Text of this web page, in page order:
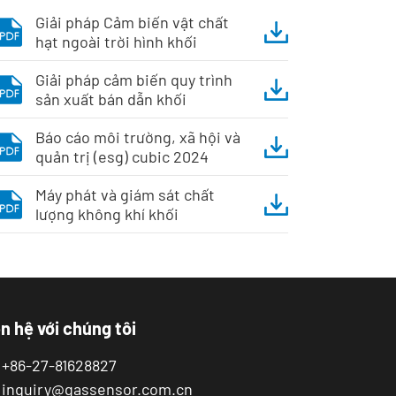
Giải pháp Cảm biến vật chất
hạt ngoài trời hình khối
Giải pháp cảm biến quy trình
sản xuất bán dẫn khối
Báo cáo môi trường, xã hội và
quản trị (esg) cubic 2024
Máy phát và giám sát chất
lượng không khí khối
hệ với chúng tôi
+86-27-81628827
inquiry@gassensor.com.cn